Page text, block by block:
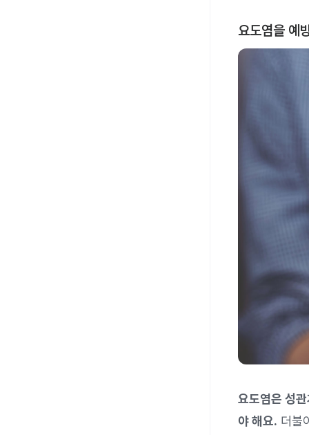
요도염을 예
요도염은 성
야 해요. 더불